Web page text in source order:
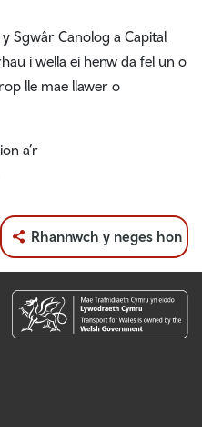
Sgwâr Canolog a Capital
i wella ei henw da fel un o
lle mae llawer o
a’r
Rhannwch y neges hon